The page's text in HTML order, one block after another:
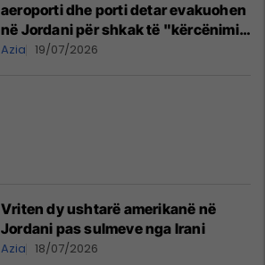
aeroporti dhe porti detar evakuohen
në Jordani për shkak të "kërcënimit
të besueshëm"
Azia 19/07/2026
Vriten dy ushtarë amerikanë në
Jordani pas sulmeve nga Irani
Azia 18/07/2026